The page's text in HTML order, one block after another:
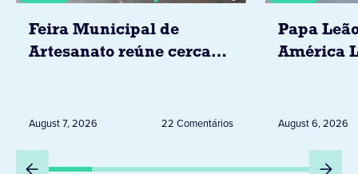
Feira Municipal de
Artesanato reúne cerca
August 7, 2026 22 Comentários
Papa
América
Peru
August 6, 2026